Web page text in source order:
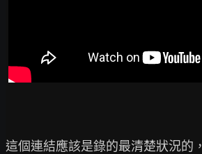
這個連結應該是錄的最清楚狀況的，